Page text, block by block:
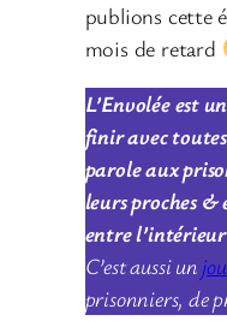
publions cette
mois de retard
L’Envolée est
finir avec
parole aux
leurs proches
entre l’intérieur
C’est aussi un
prisonniers, de